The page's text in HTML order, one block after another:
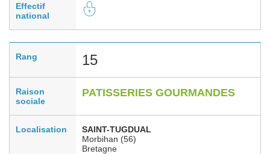
Effectif
national
Rang 15
Raison
sociale
PATISSERIES GOURMANDES
Localisation
SAINT-TUGDUAL
Morbihan (56)
Bretagne